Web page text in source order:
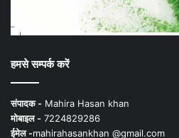
हमसे सम्पर्क करें
संपादक - Mahira Hasan khan
मोबाइल - 7224829286
ईमेल -mahirahasankhan @gmail.com